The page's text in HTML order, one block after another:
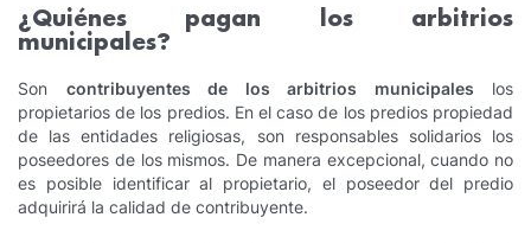
¿Quiénes pagan los arbitrios
municipales?
Son contribuyentes de los arbitrios municipales los
propietarios de los predios. En el caso de los predios propiedad
de las entidades religiosas, son responsables solidarios los
poseedores de los mismos. De manera excepcional, cuando no
es posible identificar al propietario, el poseedor del predio
adquirirá la calidad de contribuyente.